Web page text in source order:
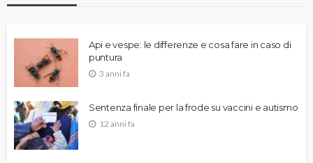
Api e vespe: le differenze e cosa fare in caso di
puntura
3 anni fa
Sentenza finale per la frode su vaccini e autismo
12 anni fa